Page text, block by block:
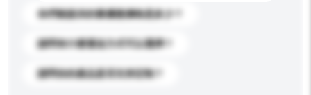
你們能提供的最優惠價格是多少？
請問有什麼運送方式可以選擇？
請問你的產品是否支持定制？